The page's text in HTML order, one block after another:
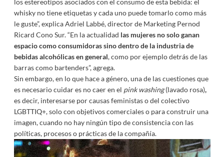
los estereotipos asociados con el consumo de esta bebida: el
whisky no tiene etiquetas y cada uno puede tomarlo como más
le guste”, explica Adriel Labbé, director de Marketing Pernod
Ricard Cono Sur. “En la actualidad las mujeres no solo ganan
espacio como consumidoras sino dentro de la industria de
bebidas alcohólicas en general, como por ejemplo detrás de las
barras como bartenders”, agrega.
Sin embargo, en lo que hace a género, una de las cuestiones que
es necesario cuidar es no caer en el pink washing(lavado rosa),
es decir, interesarse por causas feministas o del colectivo
LGBTTIQ+, solo con objetivos comerciales o para construir una
imagen, cuando no hay ningún tipo de consistencia con las
políticas, procesos o prácticas de la compañía.